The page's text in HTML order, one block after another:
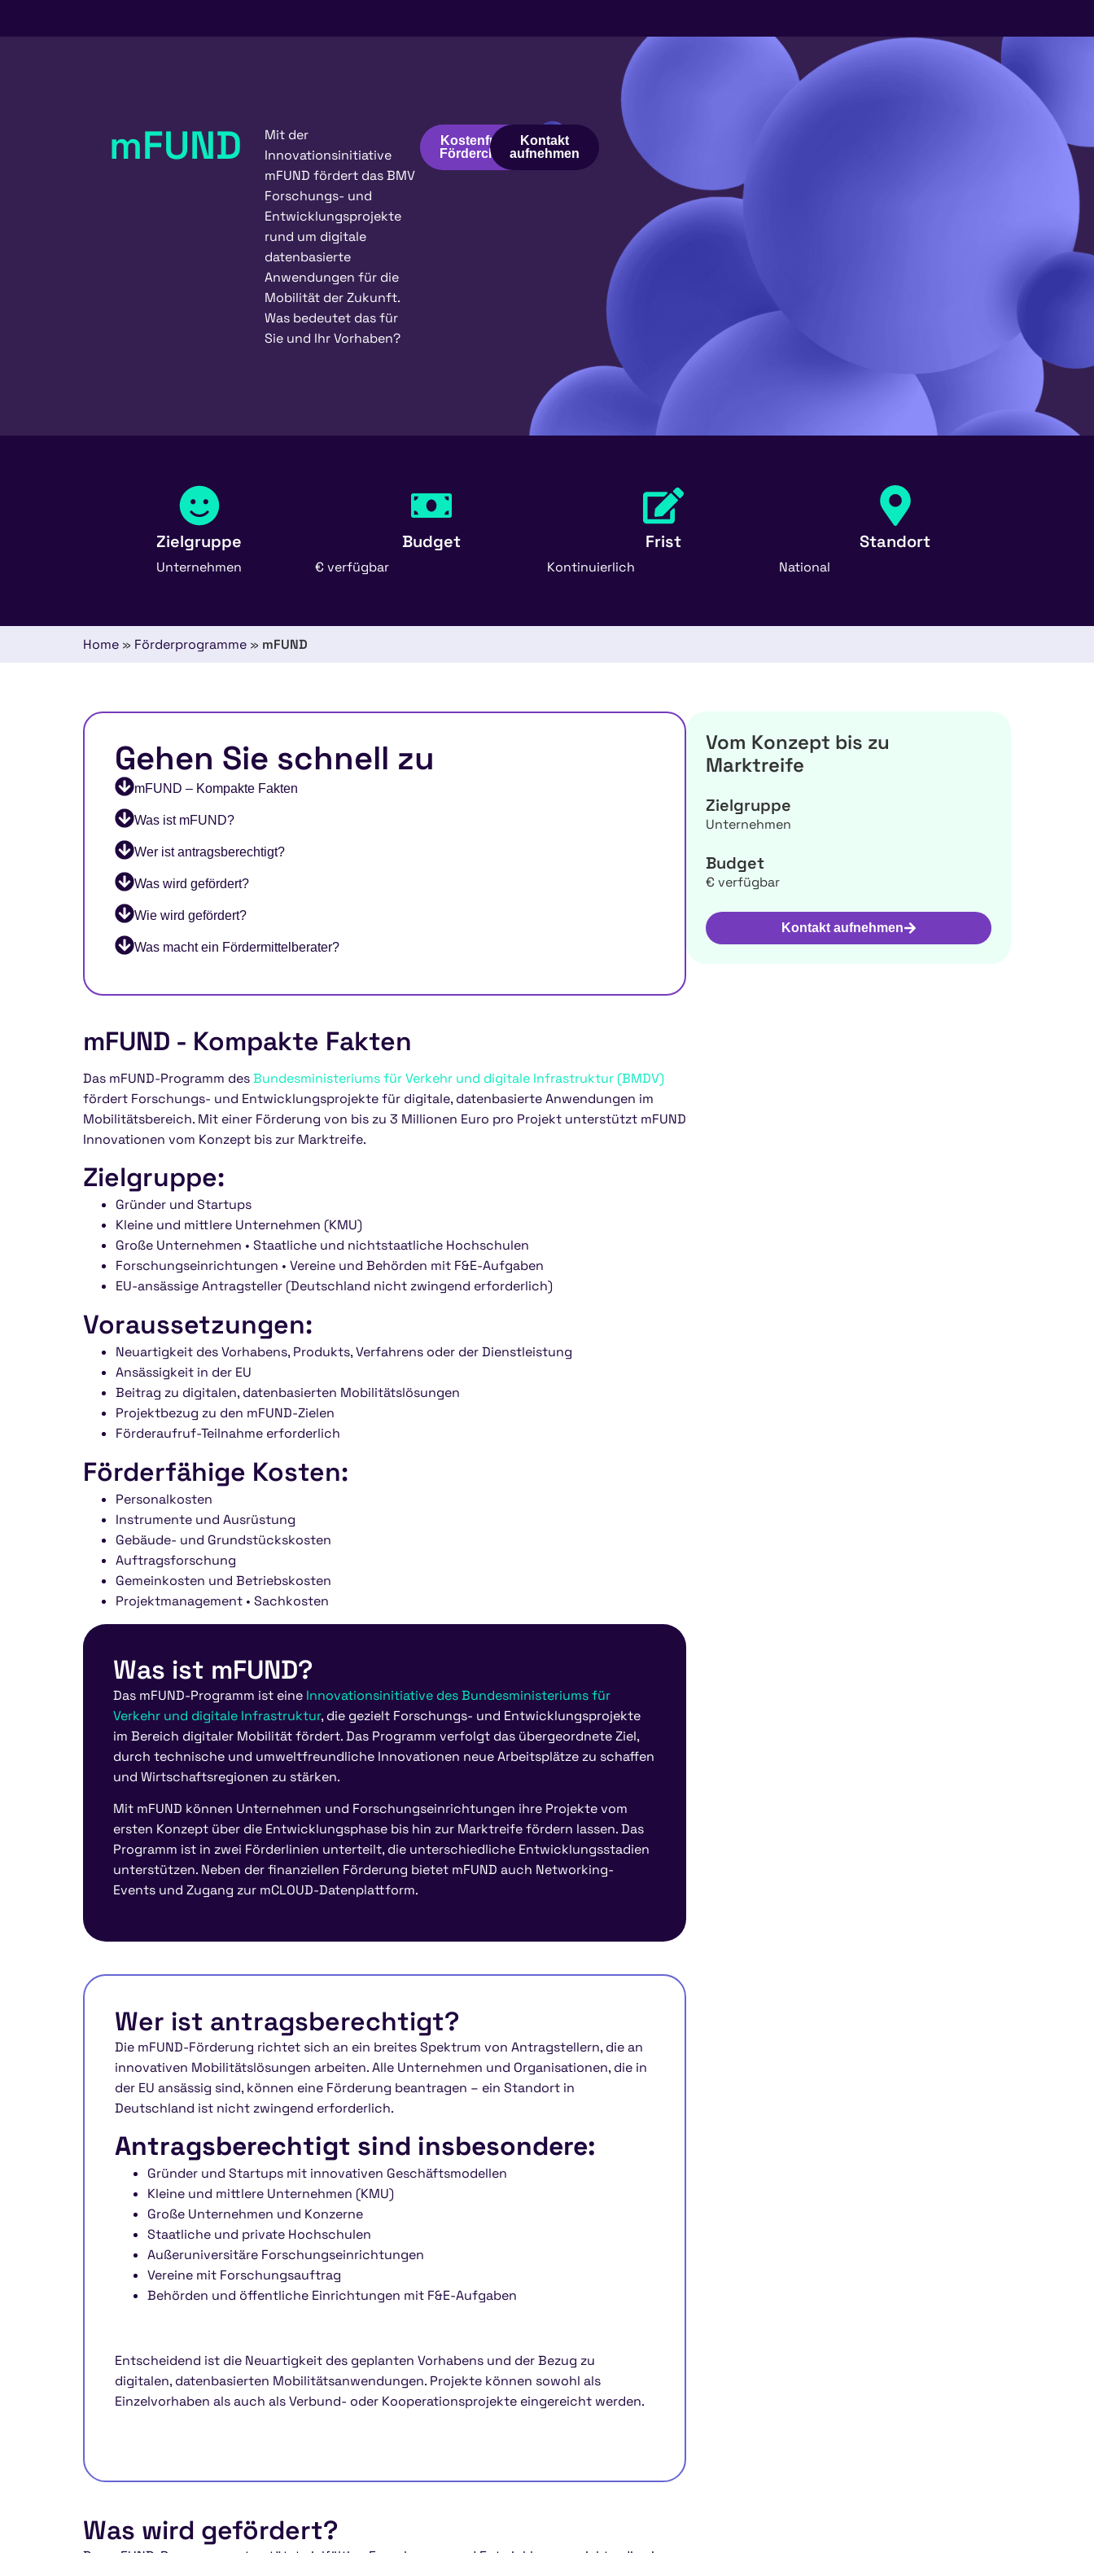
mFUND
Mit der
Innovationsinitiative
mFUND fördert das BMV
Forschungs- und
Entwicklungsprojekte
rund um digitale
datenbasierte
Anwendungen für die
Mobilität der Zukunft.
Was bedeutet das für
Sie und Ihr Vorhaben?
Kostenfreier
Fördercheck
Kontakt
aufnehmen
Zielgruppe
Unternehmen
Budget
€ verfügbar
Frist
Kontinuierlich
Standort
National
Home » Förderprogramme » mFUND
Gehen Sie schnell zu
mFUND – Kompakte Fakten
Was ist mFUND?
Wer ist antragsberechtigt?
Was wird gefördert?
Wie wird gefördert?
Was macht ein Fördermittelberater?
mFUND - Kompakte Fakten
Das mFUND-Programm desBundesministeriums für Verkehr und digitale Infrastruktur (BMDV)
fördert Forschungs- und Entwicklungsprojekte für digitale, datenbasierte Anwendungen im
Mobilitätsbereich. Mit einer Förderung von bis zu 3 Millionen Euro pro Projekt unterstützt mFUND
Innovationen vom Konzept bis zur Marktreife.
Zielgruppe:
Gründer und Startups
Kleine und mittlere Unternehmen (KMU)
Große Unternehmen • Staatliche und nichtstaatliche Hochschulen
Forschungseinrichtungen • Vereine und Behörden mit F&E-Aufgaben
EU-ansässige Antragsteller (Deutschland nicht zwingend erforderlich)
Voraussetzungen:
Neuartigkeit des Vorhabens, Produkts, Verfahrens oder der Dienstleistung
Ansässigkeit in der EU
Beitrag zu digitalen, datenbasierten Mobilitätslösungen
Projektbezug zu den mFUND-Zielen
Förderaufruf-Teilnahme erforderlich
Förderfähige Kosten:
Personalkosten
Instrumente und Ausrüstung
Gebäude- und Grundstückskosten
Auftragsforschung
Gemeinkosten und Betriebskosten
Projektmanagement • Sachkosten
Was ist mFUND?
Das mFUND-Programm ist eine Innovationsinitiative des Bundesministeriums für
Verkehr und digitale Infrastruktur, die gezielt Forschungs- und Entwicklungsprojekte
im Bereich digitaler Mobilität fördert. Das Programm verfolgt das übergeordnete Ziel,
durch technische und umweltfreundliche Innovationen neue Arbeitsplätze zu schaffen
und Wirtschaftsregionen zu stärken.
Mit mFUND können Unternehmen und Forschungseinrichtungen ihre Projekte vom
ersten Konzept über die Entwicklungsphase bis hin zur Marktreife fördern lassen. Das
Programm ist in zwei Förderlinien unterteilt, die unterschiedliche Entwicklungsstadien
unterstützen. Neben der finanziellen Förderung bietet mFUND auch Networking-
Events und Zugang zur mCLOUD-Datenplattform.
Wer ist antragsberechtigt?
Die mFUND-Förderung richtet sich an ein breites Spektrum von Antragstellern, die an
innovativen Mobilitätslösungen arbeiten. Alle Unternehmen und Organisationen, die in
der EU ansässig sind, können eine Förderung beantragen – ein Standort in
Deutschland ist nicht zwingend erforderlich.
Antragsberechtigt sind insbesondere:
Gründer und Startups mit innovativen Geschäftsmodellen
Kleine und mittlere Unternehmen (KMU)
Große Unternehmen und Konzerne
Staatliche und private Hochschulen
Außeruniversitäre Forschungseinrichtungen
Vereine mit Forschungsauftrag
Behörden und öffentliche Einrichtungen mit F&E-Aufgaben
Entscheidend ist die Neuartigkeit des geplanten Vorhabens und der Bezug zu
digitalen, datenbasierten Mobilitätsanwendungen. Projekte können sowohl als
Einzelvorhaben als auch als Verbund- oder Kooperationsprojekte eingereicht werden.
Was wird gefördert?
Vom Konzept bis zu
Marktreife
Zielgruppe
Unternehmen
Budget
€ verfügbar
Kontakt aufnehmen